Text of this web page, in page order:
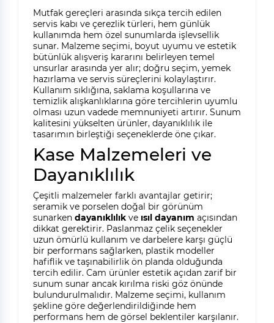
Mutfak gereçleri arasında sıkça tercih edilen
servis kabı ve çerezlik türleri, hem günlük
kullanımda hem özel sunumlarda işlevsellik
sunar. Malzeme seçimi, boyut uyumu ve estetik
bütünlük alışveriş kararını belirleyen temel
unsurlar arasında yer alır; doğru seçim, yemek
hazırlama ve servis süreçlerini kolaylaştırır.
Kullanım sıklığına, saklama koşullarına ve
temizlik alışkanlıklarına göre tercihlerin uyumlu
olması uzun vadede memnuniyeti artırır. Sunum
kalitesini yükselten ürünler, dayanıklılık ile
tasarımın birleştiği seçeneklerde öne çıkar.
Kase Malzemeleri ve
Dayanıklılık
Çeşitli malzemeler farklı avantajlar getirir;
seramik ve porselen doğal bir görünüm
sunarken dayanıklılıkve ısıl dayanım açısından
dikkat gerektirir. Paslanmaz çelik seçenekler
uzun ömürlü kullanım ve darbelere karşı güçlü
bir performans sağlarken, plastik modeller
hafiflik ve taşınabilirlik ön planda olduğunda
tercih edilir. Cam ürünler estetik açıdan zarif bir
sunum sunar ancak kırılma riski göz önünde
bulundurulmalıdır. Malzeme seçimi, kullanım
şekline göre değerlendirildiğinde hem
performans hem de görsel beklentiler karşılanır.